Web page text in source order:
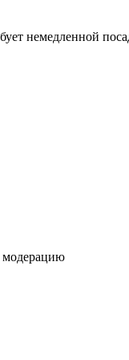
немедленной
модерацию